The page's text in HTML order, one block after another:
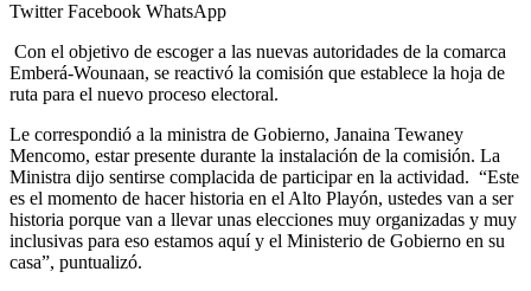
TwitterFacebook WhatsApp
Con el objetivo de escoger a las nuevas autoridades de la comarca
Emberá-Wounaan, se reactivó la comisión que establece la hoja de
ruta para el nuevo proceso electoral.
Le correspondió a la ministra de Gobierno, Janaina Tewaney
Mencomo, estar presente durante la instalación de la comisión. La
Ministra dijo sentirse complacida de participar en la actividad. “Este
es el momento de hacer historia en el Alto Playón, ustedes van a ser
historia porque van a llevar unas elecciones muy organizadas y muy
inclusivas para eso estamos aquí y el Ministerio de Gobierno en su
casa”, puntualizó.